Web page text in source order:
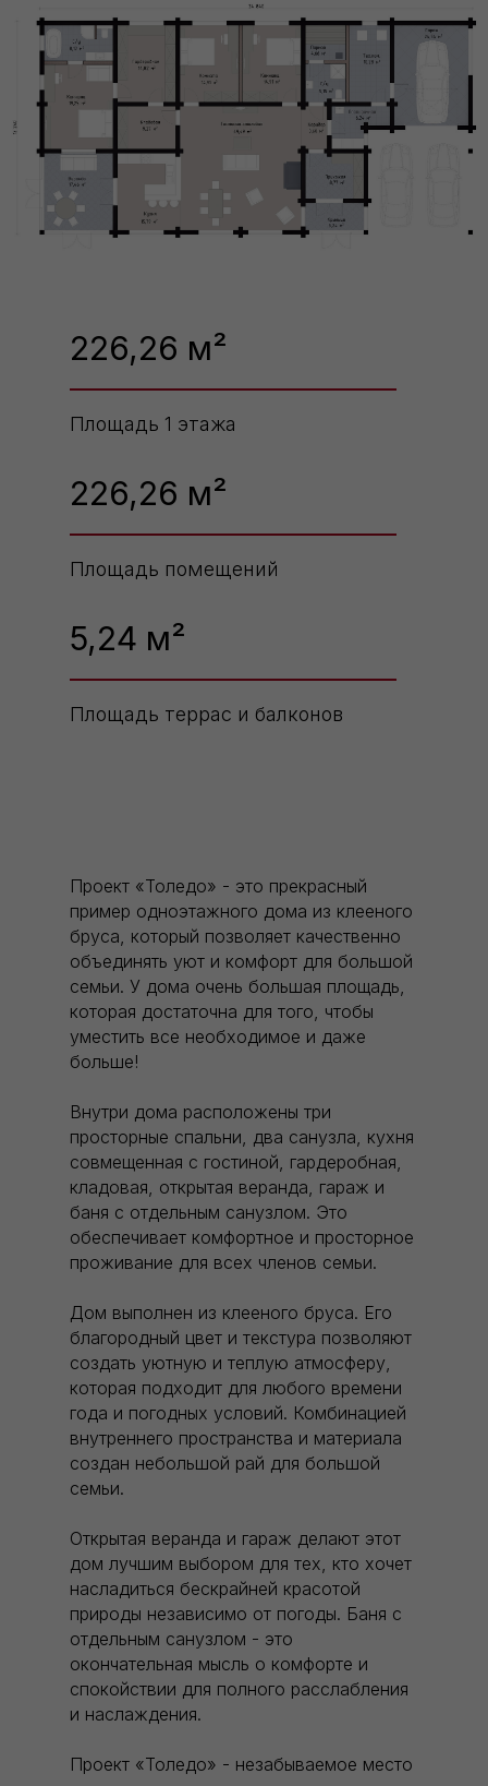
226,26 м²
Площадь 1 этажа
226,26 м²
Площадь помещений
5,24 м²
Площадь террас и балконов
Проект «Толедо» - это прекрасный
пример одноэтажного дома из клееного
бруса, который позволяет качественно
объединять уют и комфорт для большой
семьи. У дома очень большая площадь,
которая достаточна для того, чтобы
уместить все необходимое и даже
больше!
Внутри дома расположены три
просторные спальни, два санузла, кухня
совмещенная с гостиной, гардеробная,
кладовая, открытая веранда, гараж и
баня с отдельным санузлом. Это
обеспечивает комфортное и просторное
проживание для всех членов семьи.
Дом выполнен из клееного бруса. Его
благородный цвет и текстура позволяют
создать уютную и теплую атмосферу,
которая подходит для любого времени
года и погодных условий. Комбинацией
внутреннего пространства и материала
создан небольшой рай для большой
семьи.
Открытая веранда и гараж делают этот
дом лучшим выбором для тех, кто хочет
насладиться бескрайней красотой
природы независимо от погоды. Баня с
отдельным санузлом - это
окончательная мысль о комфорте и
спокойствии для полного расслабления
и наслаждения.
Проект «Толедо» - незабываемое место